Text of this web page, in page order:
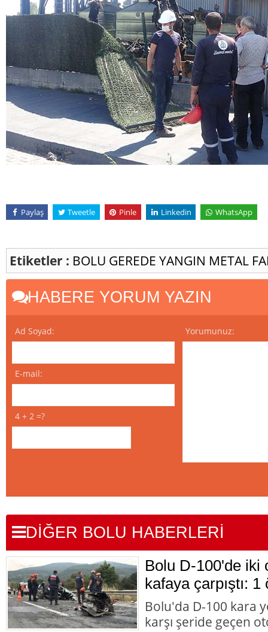
Paylaş Tweetle Pinle Linkedin WhatsApp
Etiketler : BOLU GEREDE YANGIN METAL
HABERE YORUM YAZIN
Ad Soyad:
E-mail:
4 + 2 =?
Yorumunuz:
DİĞER BOLU HABERLERİ
Bolu D-100'de iki
kafaya çarpıştı: 1
Bolu'da D-100 kara
karşı şeride geçen